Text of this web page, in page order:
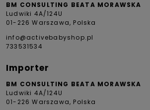
BM CONSULTING BEATA MORAWSKA
Ludwiki 4A/124U
01-226 Warszawa, Polska
info@activebabyshop.pl
733531534
Importer
BM CONSULTING BEATA MORAWSKA
Ludwiki 4A/124U
01-226 Warszawa, Polska